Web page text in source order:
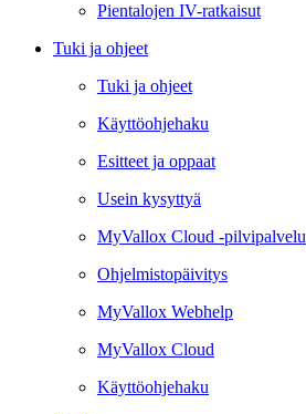
Pientalojen IV-ratkaisut
Tuki ja ohjeet
Tuki ja ohjeet
Käyttöohjehaku
Esitteet ja oppaat
Usein kysyttyä
MyVallox Cloud -pilvipalvelu
Ohjelmistopäivitys
MyVallox Webhelp
MyVallox Cloud
Käyttöohjehaku